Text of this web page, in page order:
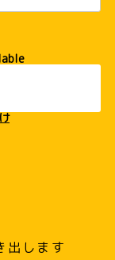
出します